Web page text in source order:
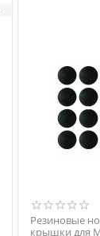
Резиновые
крышки для